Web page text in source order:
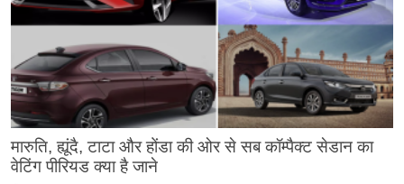
मारुति, ह्यूंदै, टाटा और होंडा की ओर से सब कॉम्पैक्ट सेडान का
वेटिंग पीरियड क्या है जाने